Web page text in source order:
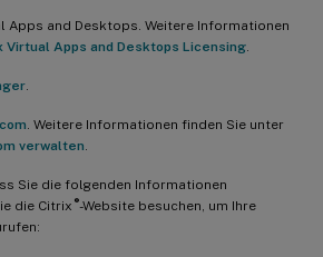
Apps and Desktops. Weitere Informationen
Virtual Apps and Desktops Licensing
. Weitere Informationen finden Sie unter
verwalten
Sie die folgenden Informationen
die Citrix ®-Website besuchen, um Ihre